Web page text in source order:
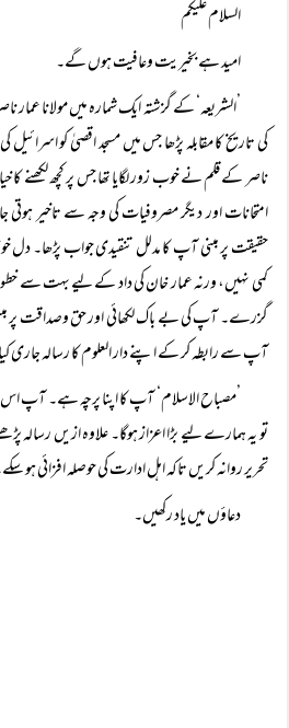
السلام علیکم
امید ہے بخیریت وعافیت ہوں گے۔
’الشریعہ‘ کے گزشتہ ایک شمارہ میں مولانا عمار
کی تاریخ کا مقابلہ پڑھا جس میں مسجد اقصیٰ کو
ناصر کے قلم نے خوب زور لگایا تھا جس پر کچھ لکھنے
امتحانات اور دیگر مصروفیات کی وجہ سے تاخیر ہوتی
حقیقت پر مبنی آپ کا مدلل تنقیدی جواب پڑھا۔ دل
کمی نہیں، ورنہ عمار خان کی داد کے لیے بہت سے
گزرے۔ آپ کی بے باک لکھائی اور حق وصداقت پر
آپ سے رابطہ کر کے اپنے دار العلوم کا رسالہ جاری
’مصباح الاسلام‘ آپ کا اپنا پرچہ ہے۔ آپ
تو یہ ہمارے لیے بڑا اعزاز ہوگا۔ علاوہ ازیں رسالہ
تحریر روانہ کریں تاکہ اہل ادارت کی حوصلہ افزائی ہو
دعاؤں میں یاد رکھیں۔